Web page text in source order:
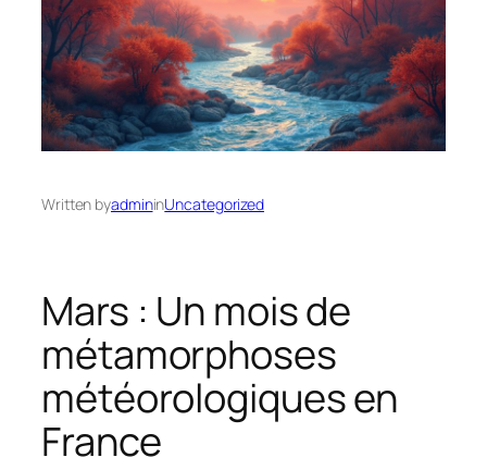
Written byadmininUncategorized
Mars : Un mois de
métamorphoses
météorologiques en
France